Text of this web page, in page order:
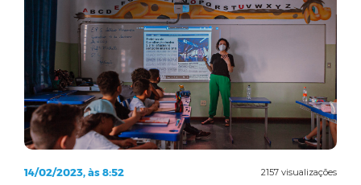
2157 visualizações
14/02/2023, às 8:52